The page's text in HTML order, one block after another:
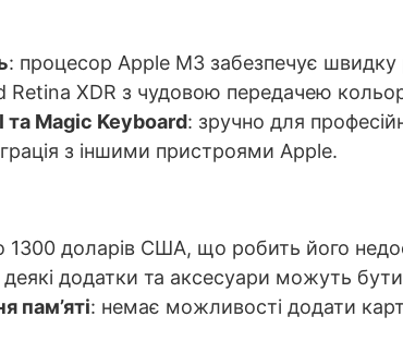
: процесор Apple M3 забезпечує
Retina XDR з чудовою передачею
Magic Keyboard: зручно для
з іншими пристроями Apple.
1300 доларів США, що робить його
деякі додатки та аксесуари можуть
пам’яті: немає можливості додати